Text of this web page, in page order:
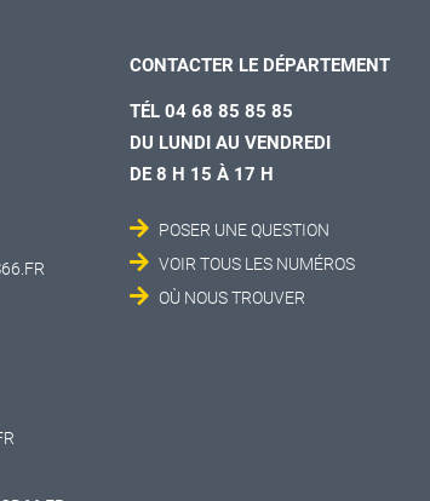
CONTACTER LE DÉPARTEMENT
TÉL 04 68 85 85 85
DU LUNDI AU VENDREDI
DE 8 H 15 À 17 H
POSER UNE QUESTION
VOIR TOUS LES NUMÉROS
OÙ NOUS TROUVER